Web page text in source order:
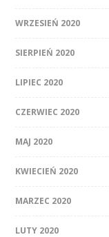
WRZESIEŃ 2020
SIERPIEŃ 2020
LIPIEC 2020
CZERWIEC 2020
MAJ 2020
KWIECIEŃ 2020
MARZEC 2020
LUTY 2020